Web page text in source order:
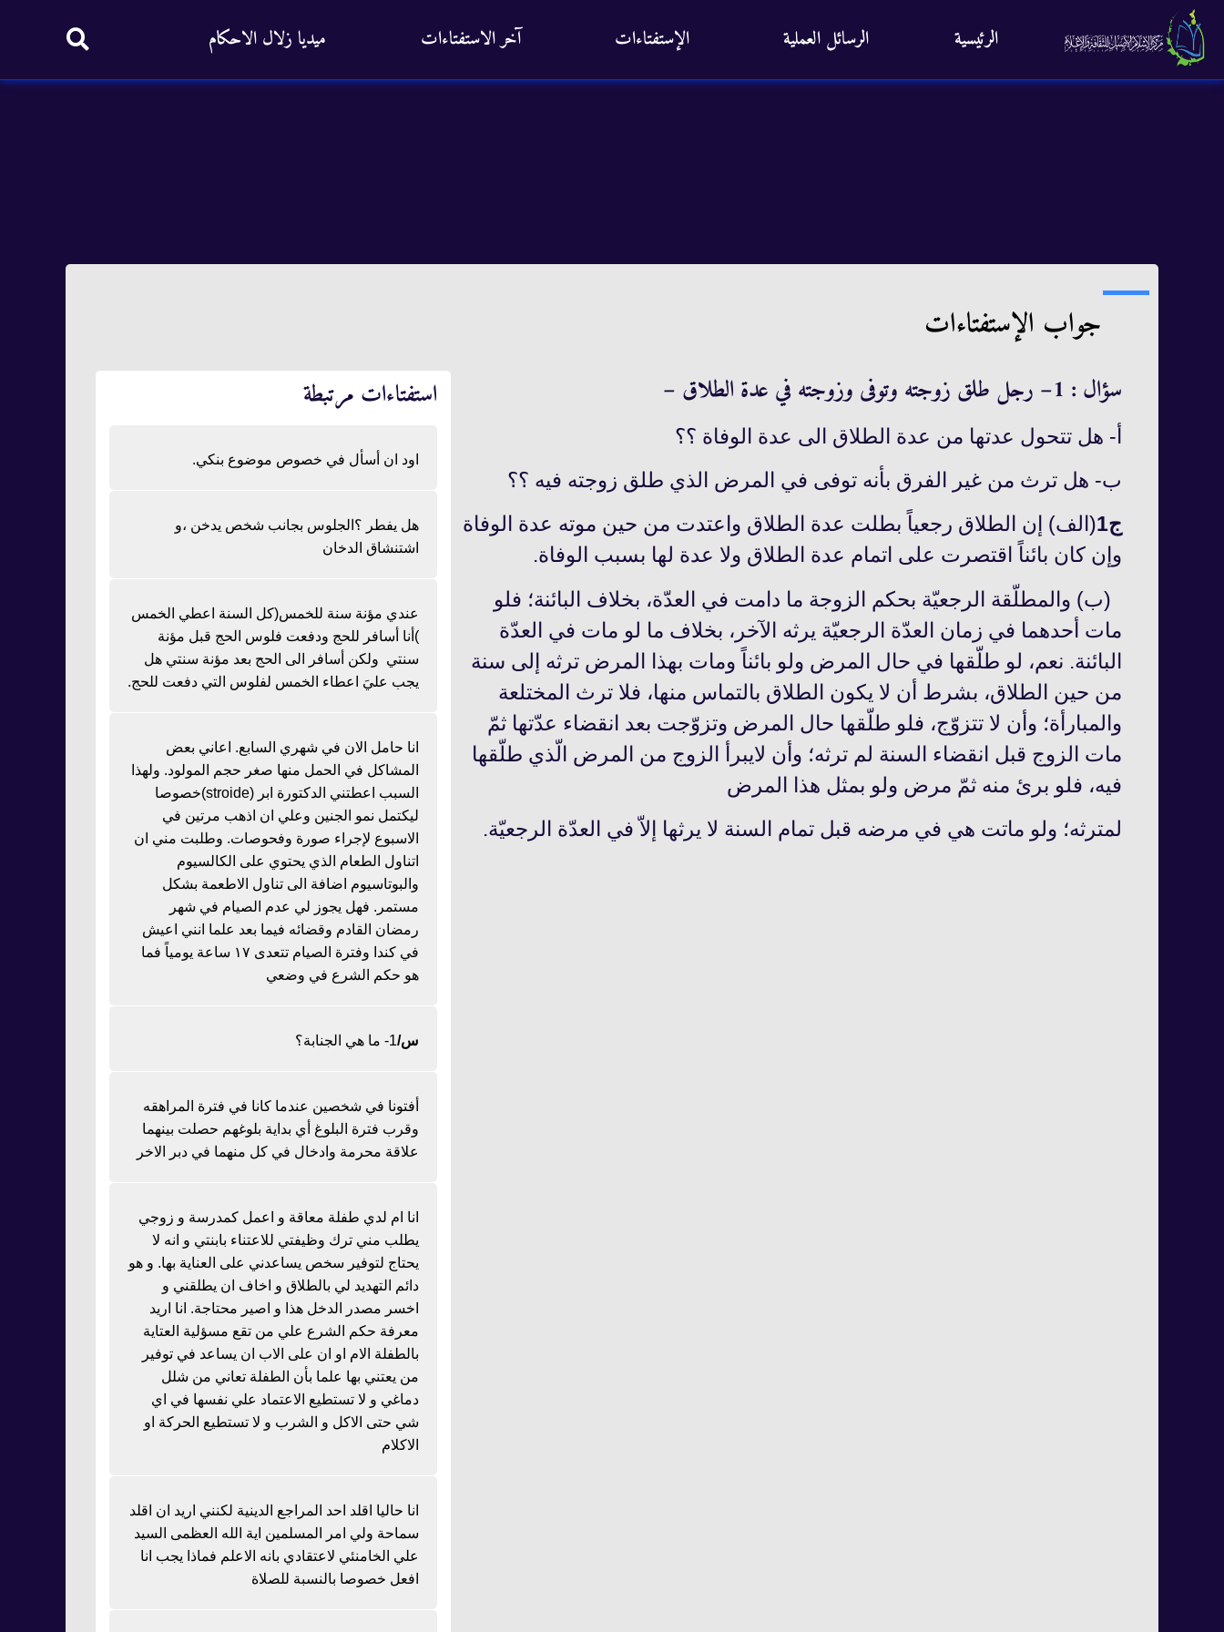
الرئيسية الرسائل العملية الإستفتاءات آخر الاستفتاءات ميديا زلال الاحكام
جواب الإستفتاءات
سؤال : 1– رجل طلق زوجته وتوفى وزوجته في عدة الطلاق –
أ- هل تتحول عدتها من عدة الطلاق الى عدة الوفاة ؟؟
ب- هل ترث من غير الفرق بأنه توفى في المرض الذي طلق زوجته فيه ؟؟
ج1 (الف) إن الطلاق رجعياً بطلت عدة الطلاق واعتدت من حين موته عدة‌ الوفاة
وإن كان بائناً اقتصرت على اتمام عدة‌ الطلاق ولا عدة لها بسبب الوفاة.
(ب) والمطلّقة الرجعيّة بحكم الزوجة ما دامت في العدّة، بخلاف البائنة؛ فلو
مات أحدهما في زمان العدّة الرجعيّة يرثه الآخر، بخلاف ما لو مات في العدّة
البائنة. نعم، لو طلّقها في حال المرض ولو بائناً ومات بهذا المرض ترثه إلى سنة
من حين الطلاق، بشرط أن لا يكون الطلاق بالتماس منها، فلا ترث المختلعة
والمبارأة؛ وأن لا تتزوّج، فلو طلّقها حال المرض وتزوّجت بعد انقضاء عدّتها ثمّ
مات الزوج قبل انقضاء السنة لم ترثه؛ وأن لايبرأ الزوج من المرض الّذي طلّقها
فيه، فلو برئ منه ثمّ مرض ولو بمثل هذا المرض
لم‏ترثه؛ ولو ماتت هي في مرضه قبل تمام السنة لا يرثها إلاّ في العدّة الرجعيّة.
استفتاءات مرتبطة
اود ان أسأل في خصوص موضوع بنكي.
هل يفطر ؟الجلوس بجانب شخص يدخن ،و
اشتنشاق الدخان
عندي مؤنة سنة للخمس(كل السنة اعطي الخمس
)أنا أسافر للحج ودفعت فلوس الحج قبل مؤنة
سنتي ولكن أسافر الى الحج بعد مؤنة سنتي هل
يجب عليَ اعطاء الخمس لفلوس التي دفعت للحج.
انا حامل الان في شهري السابع. اعاني بعض
المشاكل في الحمل منها صغر حجم المولود. ولهذا
السبب اعطتني الدكتورة ابر (stroide)خصوصا
ليكتمل نمو الجنين وعلي ان اذهب مرتين في
الاسبوع لإجراء صورة وفحوصات. وطلبت مني ان
اتناول الطعام الذي يحتوي على الكالسيوم
والبوتاسيوم اضافة الى تناول الاطعمة بشكل
مستمر. فهل يجوز لي عدم الصيام في شهر
رمضان القادم وقضائه فيما بعد علما انني اعيش
في كندا وفترة الصيام تتعدى ١٧ ساعة يومياً فما
هو حكم الشرع في وضعي
س/1- ما هي الجنابة؟
أفتونا في شخصين عندما كانا في فترة المراهقه
وقرب فترة البلوغ أي بداية بلوغهم حصلت بينهما
علاقة محرمة وادخال في كل منهما في دبر الاخر
انا ام لدي طفلة معاقة و اعمل كمدرسة و زوجي
يطلب مني ترك وظيفتي للاعتناء بابنتي و انه لا
يحتاج لتوفير سخص يساعدني على العناية بها. و هو
دائم التهديد لي بالطلاق و اخاف ان يطلقني و
اخسر مصدر الدخل هذا و اصير محتاجة. انا اريد
معرفة حكم الشرع علي من تقع مسؤلية العتاية
بالطفلة الام او ان على الاب ان يساعد في توفير
من يعتني بها علما بأن الطفلة تعاني من شلل
دماغي و لا تستطيع الاعتماد علي نفسها في اي
شي حتى الاكل و الشرب و لا تستطيع الحركة او
الاكلام
انا حاليا اقلد احد المراجع الدينية لكنني اريد ان اقلد
سماحة ولي امر المسلمين اية الله العظمى السيد
علي الخامنئي لاعتقادي بانه الاعلم فماذا يجب انا
افعل خصوصا بالنسبة للصلاة